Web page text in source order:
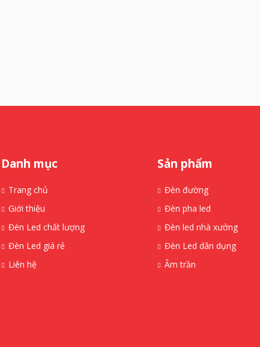
Danh mục
Trang chủ
Giới thiệu
Đèn Led chất lượng
Đèn Led giá rẻ
Liên hệ
Sản phẩm
Đèn đường
Đèn pha led
Đèn led nhà xưởng
Đèn Led dân dụng
Âm trần